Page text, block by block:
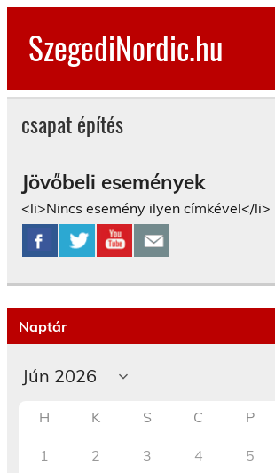
Skip
contentSzegediNordic.hu
csapat építés
Jövőbeli események
<li>Nincs esemény ilyen címkével</li>
Naptár
H K S C P
1 2 3 4 5